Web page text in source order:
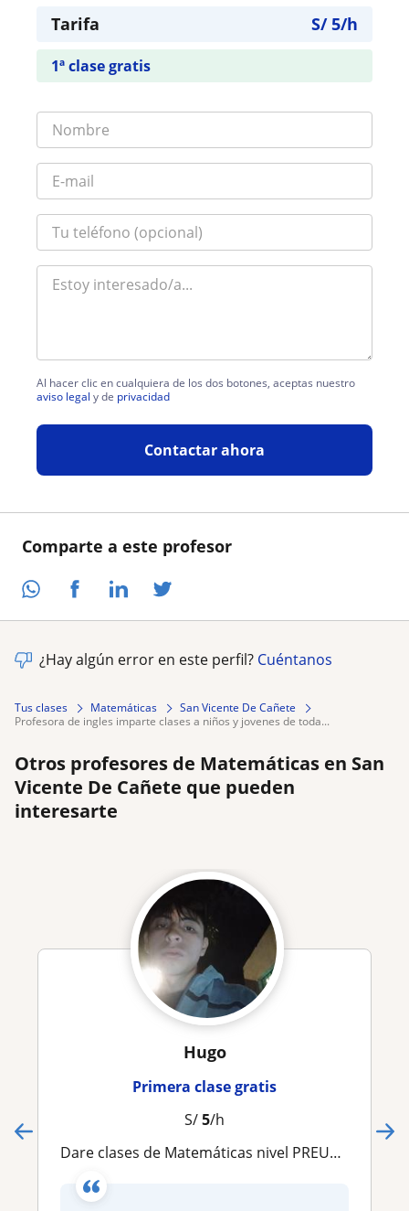
Comparte a este profesor
Tarifa S/5/h
1ª clase gratis
Al hacer clic en cualquiera de los dos botones, aceptas nuestro
aviso legal y de privacidad
Contactar ahora
¿Hay algún error en este perfil? Cuéntanos
Tus clases Matemáticas
San Vicente De Cañete
profesora de ingles imparte clases a niños y jovenes de toda...
Otros profesores de Matemáticas en San
Vicente De Cañete que pueden
interesarte
Hugo
Primera clase gratis
S/5/h
Dare clases de Matemáticas nivel PREUNI, Inicio: Enero. ✅Estudiante de Ingieneria Metalúrgica